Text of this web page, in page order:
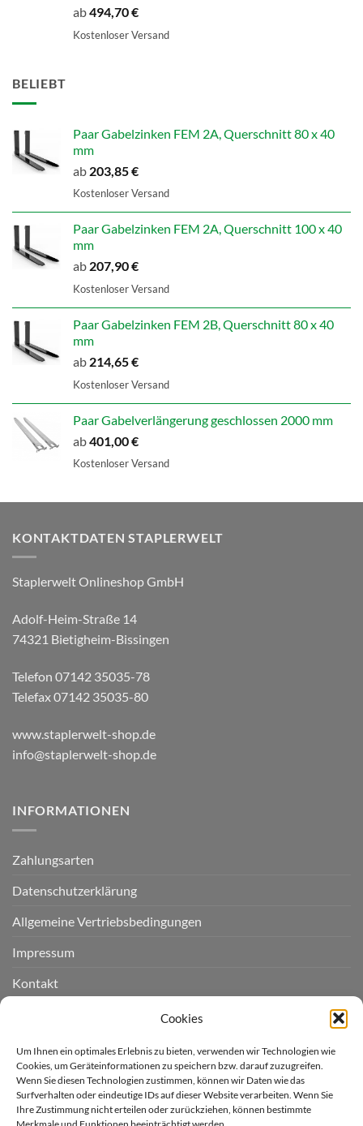
Cookies
Um Ihnen ein optimales Erlebnis zu bieten, verwenden wir Technologien wie
Cookies, um Geräteinformationen zu speichern bzw. darauf zuzugreifen.
Wenn Sie diesen Technologien zustimmen, können wir Daten wie das
Surfverhalten oder eindeutige IDs auf dieser Website verarbeiten. Wenn Sie
Ihre Zustimmung nicht erteilen oder zurückziehen, können bestimmte
ab494,70€
Kostenloser Versand
BELIEBT
Paar Gabelzinken FEM 2A, Querschnitt 80 x 40
mm
ab 203,85€
Kostenloser Versand
Paar Gabelzinken FEM 2A, Querschnitt 100 x 40
mm
ab 207,90€
Kostenloser Versand
Paar Gabelzinken FEM 2B, Querschnitt 80 x 40
mm
ab 214,65€
Kostenloser Versand
Paar Gabelverlängerung geschlossen 2000 mm
ab401,00€
Kostenloser Versand
KONTAKTDATEN STAPLERWELT
Staplerwelt Onlineshop GmbH
Adolf-Heim-Straße 14
74321 Bietigheim-Bissingen
Telefon 07142 35035-78
Telefax 07142 35035-80
www.staplerwelt-shop.de
info@staplerwelt-shop.de
INFORMATIONEN
Zahlungsarten
Datenschutzerklärung
Allgemeine Vertriebsbedingungen
Impressum
Kontakt
Cookie-Richtlinie (EU)
LIEFERGEBIET